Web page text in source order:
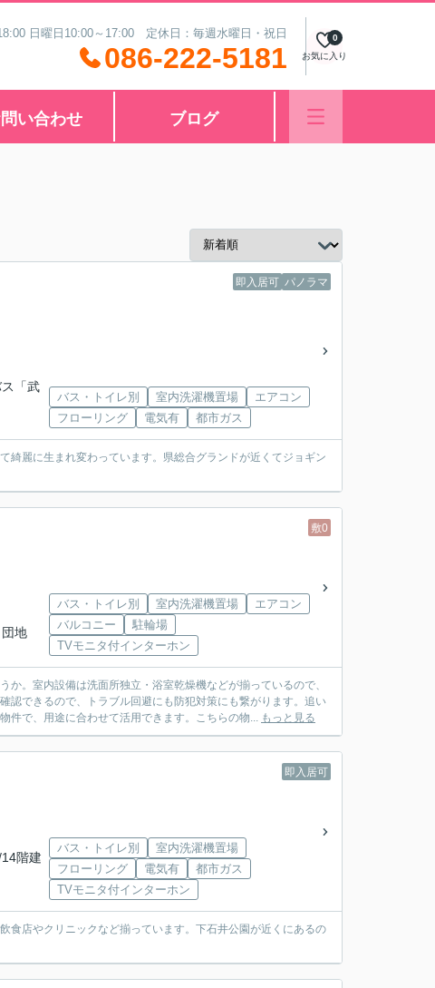
日曜日10:00～17:00 定休日：毎週水曜日・祝日
086-222-5181 お気に入り
0
い合わせ ブログ
即入居可 パノラマ
「武
バス・トイレ別 室内洗濯機置場
エアコン
フローリング
電気有 都市ガス
綺麗に生まれ変わっています。県総合グランドが近くてジョギン
敷0
地
バス・トイレ別 室内洗濯機置場
エアコン
バルコニー
駐輪場
TVモニタ付インターホン
。室内設備は洗面所独立・浴室乾燥機などが揃っているので、
認できるので、トラブル回避にも防犯対策にも繋がります。追い
件で、用途に合わせて活用できます。こちらの物... もっと見る
即入居可
階建
バス・トイレ別
室内洗濯機置場
フローリング
電気有
都市ガス
TVモニタ付インターホン
食店やクリニックなど揃っています。下石井公園が近くにあるの